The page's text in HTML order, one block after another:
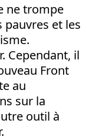
ne trompe
et les
Cependant, il
Front
au
sur la
outil à